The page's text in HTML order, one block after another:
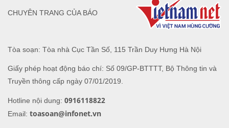
Tòa soạn: Tòa nhà Cục Tần Số, 115 Trần Duy Hưng Hà Nội
Giấy phép hoạt động báo chí: Số 09/GP-BTTTT, Bộ Thông tin và
Truyền thông cấp ngày 07/01/2019.
Hotline nội dung: 0916118822
Email: toasoan@infonet.vn
CHUYÊN TRANG CỦA BÁO